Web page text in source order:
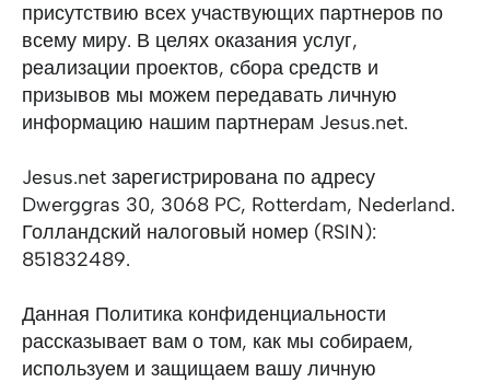
присутствию всех участвующих партнеров по
всему миру. В целях оказания услуг,
реализации проектов, сбора средств и
призывов мы можем передавать личную
информацию нашим партнерам Jesus.net.
Jesus.net зарегистрирована по адресу
Dwerggras 30, 3068 PC, Rotterdam, Nederland.
Голландский налоговый номер (RSIN):
851832489.
Данная Политика конфиденциальности
рассказывает вам о том, как мы собираем,
используем и защищаем вашу личную